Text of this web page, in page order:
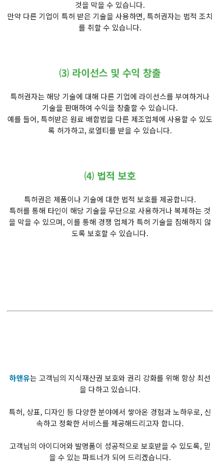
것을 막을 수 있습니다.
만약 다른 기업이 특허 받은 기술을 사용하면, 특허권자는 법적 조치
를 취할 수 있습니다.
⑶ 라이선스 및 수익 창출
특허권자는 해당 기술에 대해 다른 기업에 라이선스를 부여하거나
기술을 판매하여 수익을 창출할 수 있습니다.
예를 들어, 특허받은 원료 배합법을 다른 제조업체에 사용할 수 있도
록 허가하고, 로열티를 받을 수 있습니다.
⑷ 법적 보호
특허권은 제품이나 기술에 대한 법적 보호를 제공합니다.
특허를 통해 타인이 해당 기술을 무단으로 사용하거나 복제하는 것
을 막을 수 있으며, 이를 통해 경쟁 업체가 특허 기술을 침해하지 않
도록 보호할 수 있습니다.
하앤유는 고객님의 지식재산권 보호와 권리 강화를 위해 항상 최선
을 다하고 있습니다.
특허, 상표, 디자인 등 다양한 분야에서 쌓아온 경험과 노하우로, 신
속하고 정확한 서비스를 제공해드리고자 합니다.
고객님의 아이디어와 발명품이 성공적으로 보호받을 수 있도록, 믿
을 수 있는 파트너가 되어 드리겠습니다.